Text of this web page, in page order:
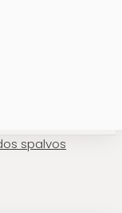
spalvos